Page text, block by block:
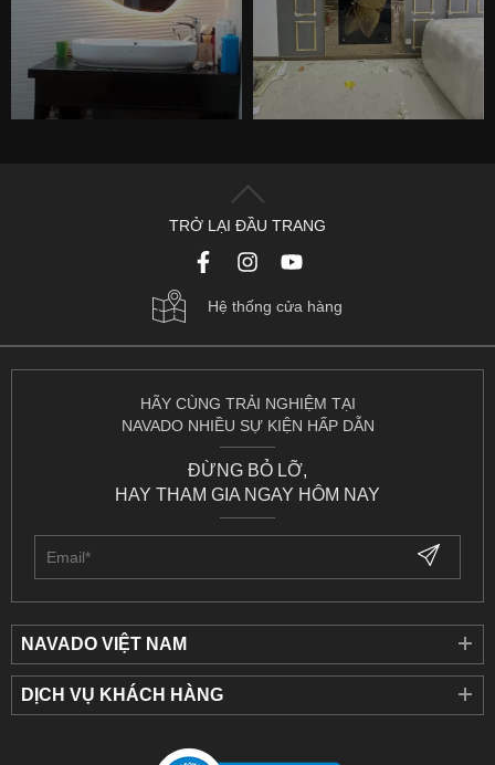
TRỞ LẠI ĐẦU TRANG
Hệ thống cửa hàng
NAVADO VIỆT NAM
DỊCH VỤ KHÁCH HÀNG
HÃY CÙNG TRẢI NGHIỆM TẠI
NAVADO NHIỀU SỰ KIỆN HẤP DẪN
ĐỪNG BỎ LỠ,
HAY THAM GIA NGAY HÔM NAY